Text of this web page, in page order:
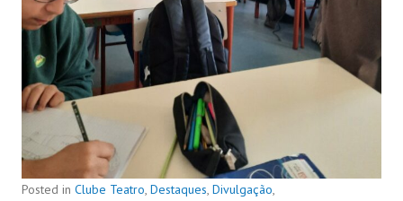
Posted in Clube Teatro, Destaques, Divulgação,